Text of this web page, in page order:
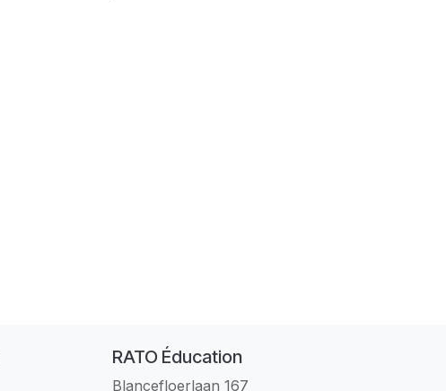
RATO Éducation
Blancefloerlaan 167